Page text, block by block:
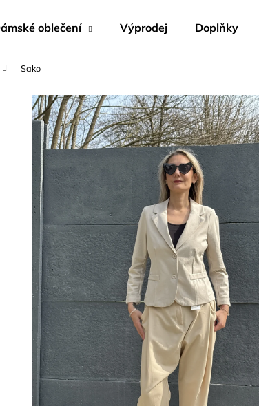
oblečení Výprodej Doplňky
SakoCo potřebujete najít?
HLEDAT
Doporučujeme